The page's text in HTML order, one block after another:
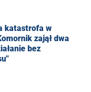
katastrofa w
zajął dwa
bez